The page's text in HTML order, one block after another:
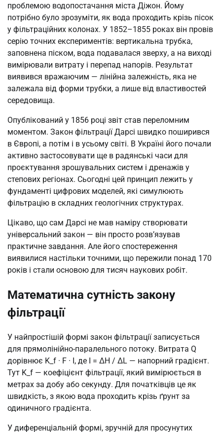
проблемою водопостачання міста Діжон. Йому
потрібно було зрозуміти, як вода проходить крізь пісок
у фільтраційних колонах. У 1852–1855 роках він провів
серію точних експериментів: вертикальна трубка,
заповнена піском, вода подавалася зверху, а на виході
вимірювали витрату і перепад напорів. Результат
виявився вражаючим — лінійна залежність, яка не
залежала від форми трубки, а лише від властивостей
середовища.
Опублікований у 1856 році звіт став переломним
моментом. Закон фільтрації Дарсі швидко поширився
в Європі, а потім і в усьому світі. В Україні його почали
активно застосовувати ще в радянські часи для
проєктування зрошувальних систем і дренажів у
степових регіонах. Сьогодні цей принцип лежить у
фундаменті цифрових моделей, які симулюють
фільтрацію в складних геологічних структурах.
Цікаво, що сам Дарсі не мав наміру створювати
універсальний закон — він просто розв’язував
практичне завдання. Але його спостереження
виявилися настільки точними, що пережили понад 170
років і стали основою для тисяч наукових робіт.
Математична сутність закону
фільтрації
У найпростішій формі закон фільтрації записується
для прямолінійно-паралельного потоку. Витрата Q
дорівнює K_f · F · I, де I = ΔH / ΔL — напорний градієнт.
Тут K_f — коефіцієнт фільтрації, який вимірюється в
метрах за добу або секунду. Для початківців це як
швидкість, з якою вода проходить крізь ґрунт за
одиничного градієнта.
У диференціальній формі, зручній для просунутих